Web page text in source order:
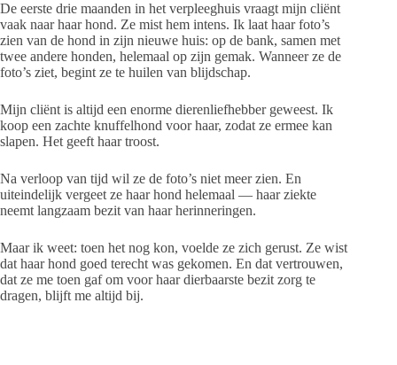
De eerste drie maanden in het verpleeghuis vraagt mijn cliënt
vaak naar haar hond. Ze mist hem intens. Ik laat haar foto’s
zien van de hond in zijn nieuwe huis: op de bank, samen met
twee andere honden, helemaal op zijn gemak. Wanneer ze de
foto’s ziet, begint ze te huilen van blijdschap.
Mijn cliënt is altijd een enorme dierenliefhebber geweest. Ik
koop een zachte knuffelhond voor haar, zodat ze ermee kan
slapen. Het geeft haar troost.
Na verloop van tijd wil ze de foto’s niet meer zien. En
uiteindelijk vergeet ze haar hond helemaal — haar ziekte
neemt langzaam bezit van haar herinneringen.
Maar ik weet: toen het nog kon, voelde ze zich gerust. Ze wist
dat haar hond goed terecht was gekomen. En dat vertrouwen,
dat ze me toen gaf om voor haar dierbaarste bezit zorg te
dragen, blijft me altijd bij.